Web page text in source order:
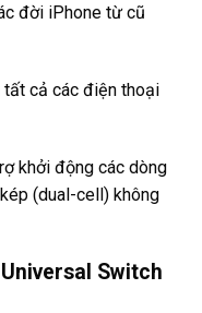
đời iPhone từ cũ
cả các điện thoại
khởi động các dòng
(dual-cell) không
Switch